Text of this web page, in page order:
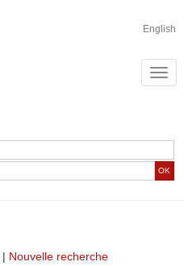
English
OK
| Nouvelle recherche